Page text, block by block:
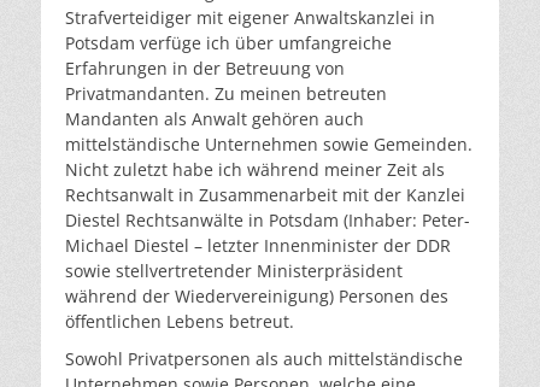
Strafverteidiger mit eigener Anwaltskanzlei in
Potsdam verfüge ich über umfangreiche
Erfahrungen in der Betreuung von
Privatmandanten. Zu meinen betreuten
Mandanten als Anwalt gehören auch
mittelständische Unternehmen sowie Gemeinden.
Nicht zuletzt habe ich während meiner Zeit als
Rechtsanwalt in Zusammenarbeit mit der Kanzlei
Diestel Rechtsanwälte in Potsdam (Inhaber: Peter-
Michael Diestel – letzter Innenminister der DDR
sowie stellvertretender Ministerpräsident
während der Wiedervereinigung) Personen des
öffentlichen Lebens betreut.
Sowohl Privatpersonen als auch mittelständische